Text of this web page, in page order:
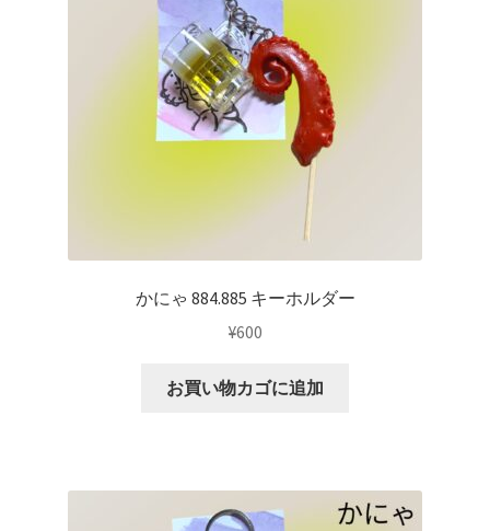
かにゃ 884.885 キーホルダー
¥600
お買い物カゴに追加